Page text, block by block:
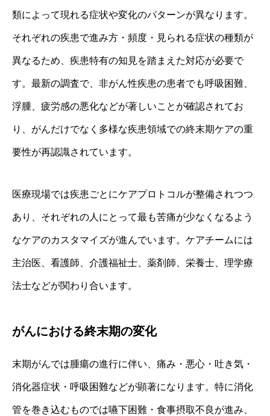
類によって現れる症状や変化のパターンが異なります。
それぞれの疾患で進み方・頻度・見られる症状の種類が
異なるため、疾患特有の知見を踏まえた対応が必要で
す。最新の調査で、非がん性疾患の患者でも呼吸困難、
浮腫、疲労感の悪化などが著しいことが確認されてお
り、がんだけでなく多様な疾患領域での終末期ケアの重
要性が再認識されています。
医療現場では疾患ごとにケアプロトコルが整備されつつ
あり、それぞれの人にとって最も苦痛が少なくなるよう
なケアのカスタマイズが進んでいます。ケアチームには
主治医、看護師、介護福祉士、薬剤師、栄養士、理学療
法士などが関わり合います。
がんにおける終末期の変化
末期がんでは腫瘍の進行に伴い、痛み・悪心・吐き気・
消化器症状・呼吸困難などが顕著になります。特に消化
管を巻き込むものでは嚥下困難・食事摂取不良が進み、